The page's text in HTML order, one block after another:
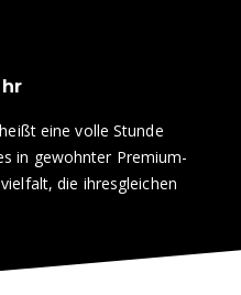
eine volle Stunde
in gewohnter Premium-
die ihresgleichen